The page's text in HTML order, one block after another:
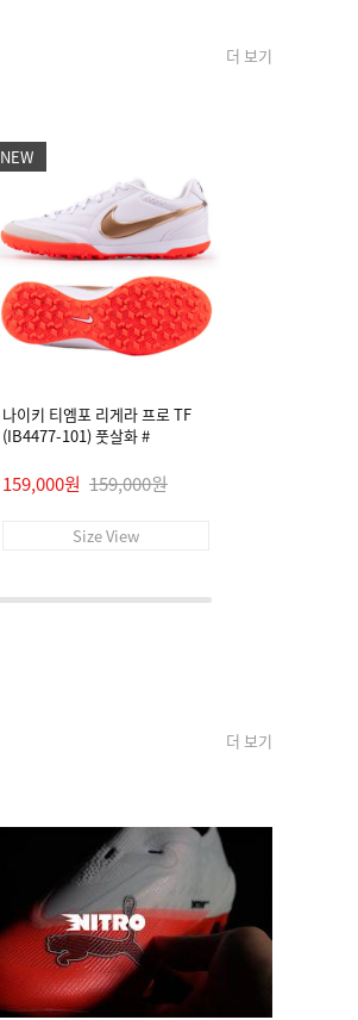
더 보기
NEW
나이키 티엠포 리게라 프로 TF
(IB4477-101) 풋살화 #
159,000원 159,000원
Size View
더 보기